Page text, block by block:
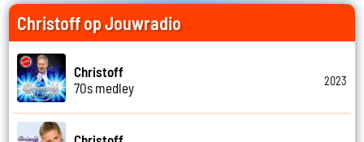
Christoff op Jouwradio
Christoff
70s medley
2023